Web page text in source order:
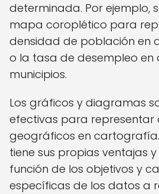
determinada. Por ejemplo,
mapa coroplético para
densidad de población en
o la tasa de desempleo en
municipios.
Los gráficos y diagramas
efectivas para representar
geográficos en
tiene sus propias ventajas y
función de los objetivos y
específicas de los datos a